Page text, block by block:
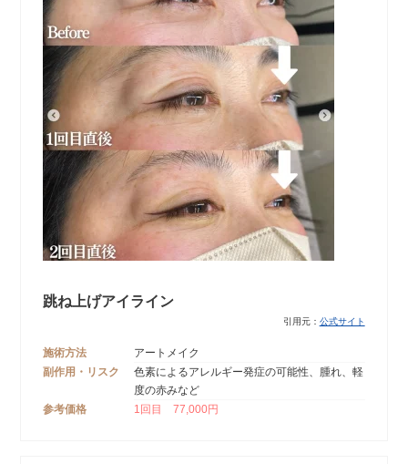
跳ね上げアイライン
引用元： 公式サイト
施術方法
アートメイク
副作用・リスク
色素によるアレルギー発症の可能性、腫れ、軽
度の赤みなど
参考価格
1回目 77,000円